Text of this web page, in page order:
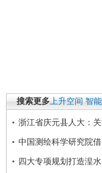
搜索更多上升空间 智
浙江省庆元县人大：
中国测绘科学研究院
四大专项规划打造湟